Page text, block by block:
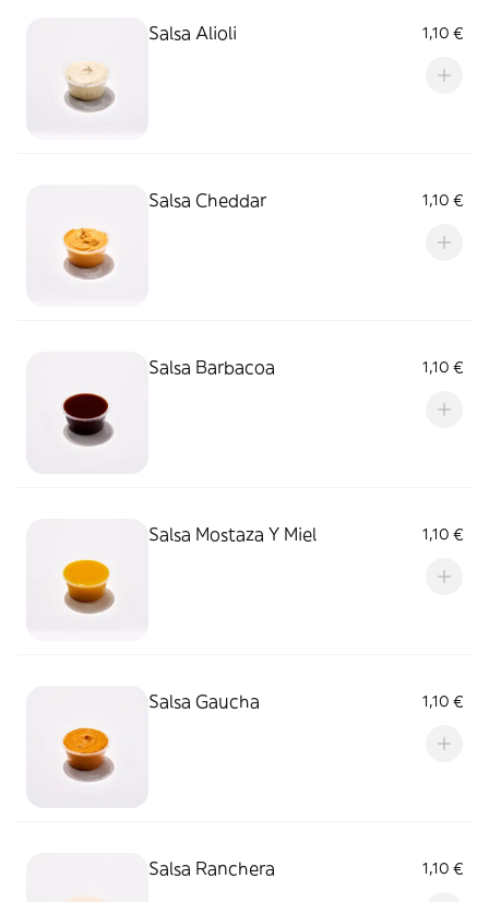
Salsa Alioli 1,10 €
Salsa Cheddar 1,10 €
Salsa Barbacoa 1,10 €
Salsa Mostaza Y Miel 1,10 €
Salsa Gaucha 1,10 €
Salsa Ranchera 1,10 €